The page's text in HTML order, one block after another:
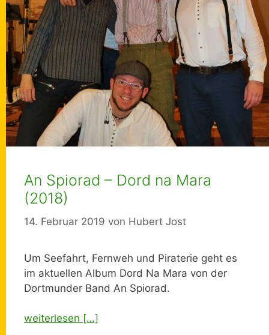
An Spiorad – Dord na Mara
(2018)
14. Februar 2019 von Hubert Jost
Um Seefahrt, Fernweh und Piraterie geht es
im aktuellen Album Dord Na Mara von der
Dortmunder Band An Spiorad.
weiterlesen […]